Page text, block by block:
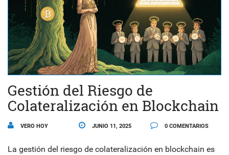
Gestión del Riesgo de
Colateralización en Blockchain
VERO HOY JUNIO 11, 2025 0 COMENTARIOS
La gestión del riesgo de colateralización en blockchain es